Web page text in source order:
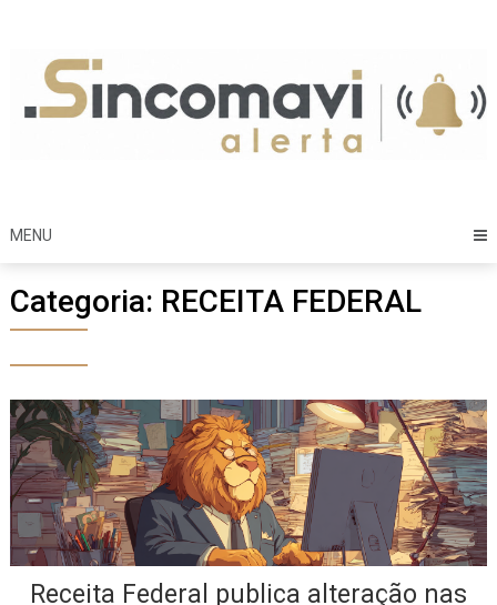
content
MENU
Categoria: RECEITA FEDERAL
Receita Federal publica alteração nas